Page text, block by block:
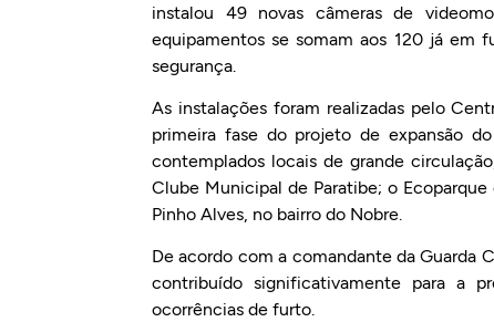
instalou 49 novas câmeras de
equipamentos se somam aos 120 já em
segurança.
As instalações foram realizadas pelo
primeira fase do projeto de expansão
contemplados locais de grande
Clube Municipal de Paratibe; o
Pinho Alves, no bairro do Nobre.
De acordo com a comandante da Guarda
contribuído significativamente para a
ocorrências de furto.